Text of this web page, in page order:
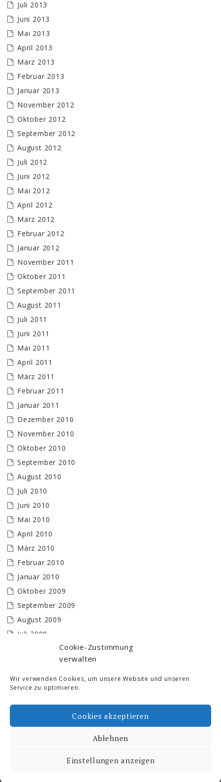
Cookie-Zustimmung
verwalten
Wir verwenden Cookies, um unsere Website und unseren
Service zu optimieren.
Cookies akzeptieren
Ablehnen
Einstellungen anzeigen
Juli 2013
Juni 2013
Mai 2013
April 2013
März 2013
Februar 2013
Januar 2013
November 2012
Oktober 2012
September 2012
August 2012
Juli 2012
Juni 2012
Mai 2012
April 2012
März 2012
Februar 2012
Januar 2012
November 2011
Oktober 2011
September 2011
August 2011
Juli 2011
Juni 2011
Mai 2011
April 2011
März 2011
Februar 2011
Januar 2011
Dezember 2010
November 2010
Oktober 2010
September 2010
August 2010
Juli 2010
Juni 2010
Mai 2010
April 2010
März 2010
Februar 2010
Januar 2010
Oktober 2009
September 2009
August 2009
Juli 2009
April 2009
März 2009
Februar 2009
Ski- und Freizeit © 2026. All Rights Reserved.
Proudly powered by WordPress |Theme by: